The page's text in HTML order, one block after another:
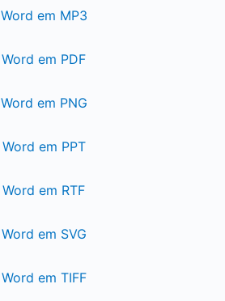
Word em MP3
Word em PDF
Word em PNG
Word em PPT
Word em RTF
Word em SVG
Word em TIFF